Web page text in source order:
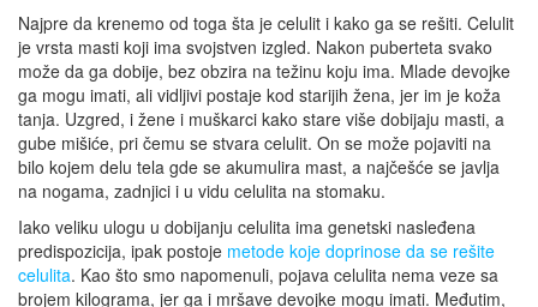
Najpre da krenemo od toga šta je celulit i kako ga se rešiti. Celulit
je vrsta masti koji ima svojstven izgled. Nakon puberteta svako
može da ga dobije, bez obzira na težinu koju ima. Mlade devojke
ga mogu imati, ali vidljivi postaje kod starijih žena, jer im je koža
tanja. Uzgred, i žene i muškarci kako stare više dobijaju masti, a
gube mišiće, pri čemu se stvara celulit. On se može pojaviti na
bilo kojem delu tela gde se akumulira mast, a najčešće se javlja
na nogama, zadnjici i u vidu celulita na stomaku.
Iako veliku ulogu u dobijanju celulita ima genetski nasleđena
predispozicija, ipak postoje metode koje doprinose da se rešite
celulita. Kao što smo napomenuli, pojava celulita nema veze sa
brojem kilograma, jer ga i mršave devojke mogu imati. Međutim,